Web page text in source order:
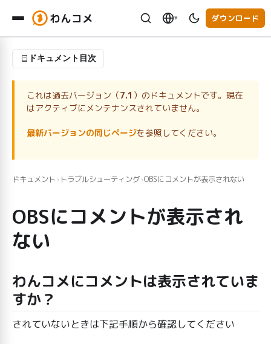
わんコメ ▾ ダウンロード
ドキュメント目次
これは過去バージョン（7.1 ）のドキュメントです。現在
はアクティブにメンテナンスされていません。
最新バージョンの同じページを参照してください。
ドキュメント › トラブルシューティング ›OBSにコメントが表示されない
OBSにコメントが表示され
ない
わんコメにコメントは表示されていま
すか？
されていないときは下記手順から確認してください